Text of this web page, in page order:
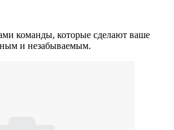
команды, которые сделают ваше
и незабываемым.